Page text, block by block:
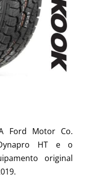
A Ford Motor Co.
HT e o
original